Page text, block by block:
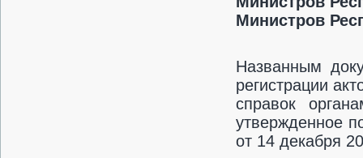
Министров
Названным
регистрации
справок
утвержденное
от 14 декабря